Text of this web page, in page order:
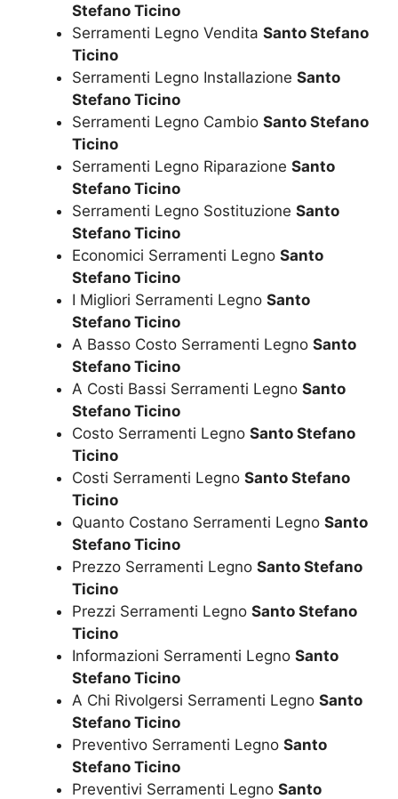
Stefano Ticino
Serramenti Legno Vendita Santo Stefano
Ticino
Serramenti Legno Installazione Santo
Stefano Ticino
Serramenti Legno Cambio Santo Stefano
Ticino
Serramenti Legno Riparazione Santo
Stefano Ticino
Serramenti Legno Sostituzione Santo
Stefano Ticino
Economici Serramenti Legno Santo
Stefano Ticino
I Migliori Serramenti Legno Santo
Stefano Ticino
A Basso Costo Serramenti Legno Santo
Stefano Ticino
A Costi Bassi Serramenti Legno Santo
Stefano Ticino
Costo Serramenti Legno Santo Stefano
Ticino
Costi Serramenti Legno Santo Stefano
Ticino
Quanto Costano Serramenti Legno Santo
Stefano Ticino
Prezzo Serramenti Legno Santo Stefano
Ticino
Prezzi Serramenti Legno Santo Stefano
Ticino
Informazioni Serramenti Legno Santo
Stefano Ticino
A Chi Rivolgersi Serramenti Legno Santo
Stefano Ticino
Preventivo Serramenti Legno Santo
Stefano Ticino
Preventivi Serramenti Legno Santo